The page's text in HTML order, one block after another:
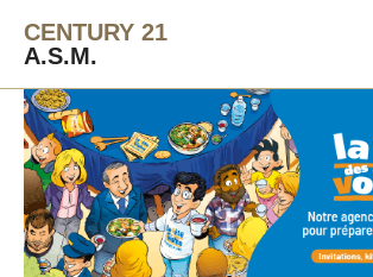
CENTURY 21
A.S.M.